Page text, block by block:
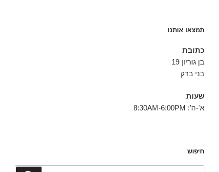
תמצאו אותנו
כתובת
בן גוריון 19
בני ברק
שעות
א'-ה': 8:30AM-6:00PM
חיפוש